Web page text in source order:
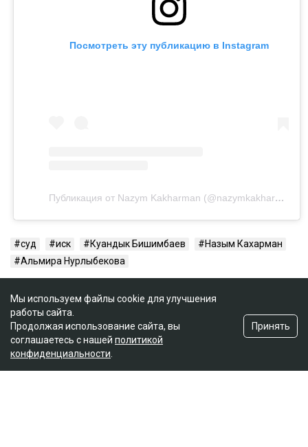
Посмотреть эту публикацию в Instagram
Публикация от Nazym Kakharman (@nazymkakharman)
суд иск Куандык Бишимбаев
Назым Кахарман
Альмира Нурлыбекова
Мы используем файлы cookie для улучшения
работы сайта.
Продолжая использование сайта, вы
соглашаетесь с нашей политикой
конфиденциальности
Принять